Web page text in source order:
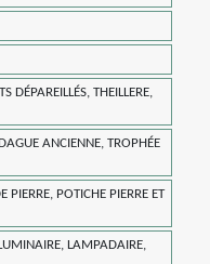
DÉPAREILLÉS, THEILLERE,
ANCIENNE, TROPHÉE
PIERRE, POTICHE PIERRE ET
LAMPADAIRE,